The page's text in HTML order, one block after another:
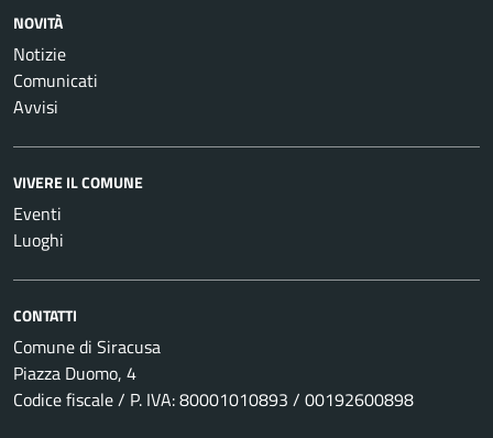
NOVITÀ
Notizie
Comunicati
Avvisi
VIVERE IL COMUNE
Eventi
Luoghi
CONTATTI
Comune di Siracusa
Piazza Duomo, 4
Codice fiscale / P. IVA: 80001010893 / 00192600898